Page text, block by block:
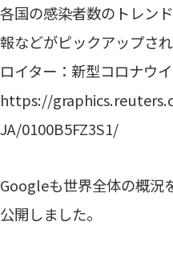
各国の感染者数のトレン
報などがピックアップされ
ロイター：新型コロナウ
https://
JA/0100B5FZ3S1/
Googleも世界全体の概況
公開しました。